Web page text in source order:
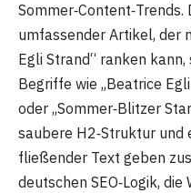
umfassender Artikel, der
Egli Strand“ ranken
Begriffe wie „Beatrice
oder „Sommer‑Blitzer
saubere H2‑Struktur und
fließender Text geben
deutschen SEO‑Logik,